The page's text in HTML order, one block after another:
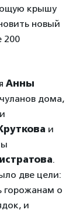
крышу
новый
200
Анны
дома,
и
.
две цели:
горожанам о
и